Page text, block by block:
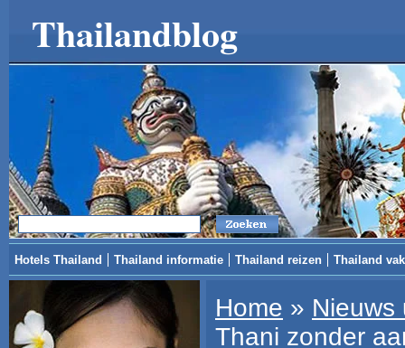
Thailandblog
Hotels Thailand Thailand informatie Thailand reizen Thailand
Home » Nieuws
Thani zonder